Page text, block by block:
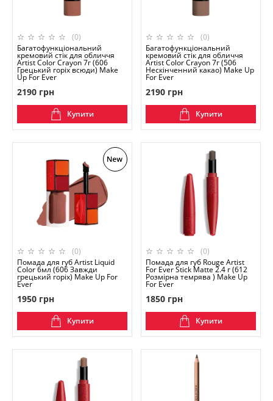
(0)
Багатофункціональний
кремовий стік для обличчя
Artist Color Crayon 7г (606
Грецький горіх всюди) Make
Up For Ever
2190 грн
Купити
(0)
Багатофункціональний
кремовий стік для обличчя
Artist Color Crayon 7г (506
Нескінченний какао) Make Up
For Ever
2190 грн
Купити
(0)
Помада для губ Artist Liquid
Color 6мл (606 Завжди
грецький горіх) Make Up For
Ever
1950 грн
Купити
(0)
Помада для губ Rouge Artist
For Ever Stick Matte 2.4 г (612
Розмірна темрява ) Make Up
For Ever
1850 грн
Купити